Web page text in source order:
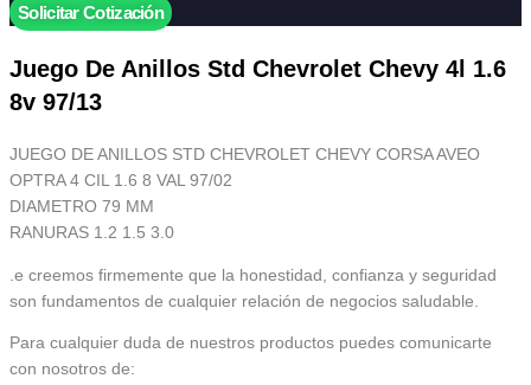
Solicitar Cotización
Juego De Anillos Std Chevrolet Chevy 4l 1.6
8v 97/13
JUEGO DE ANILLOS STD CHEVROLET CHEVY CORSA AVEO
OPTRA 4 CIL 1.6 8 VAL 97/02
DIAMETRO 79 MM
RANURAS 1.2 1.5 3.0
.e creemos firmemente que la honestidad, confianza y seguridad
son fundamentos de cualquier relación de negocios saludable.
Para cualquier duda de nuestros productos puedes comunicarte
con nosotros de: